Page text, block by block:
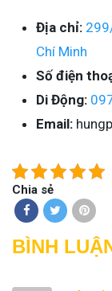
Địa chỉ:
Chí Minh
Số điện
Di Động:
Email:
Chia sẻ
BÌNH